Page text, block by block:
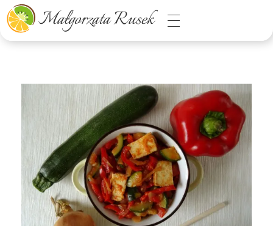
Małgorzata Rusek - dietetyk z pasją
Dietetyka kliniczna & Psychodietetyka